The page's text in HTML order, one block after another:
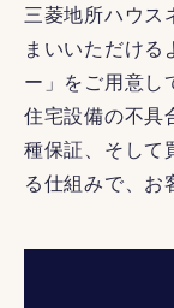
三菱地所ハウス
まいいただける
ー」をご用意し
住宅設備の不具
種保証、そして
る仕組みで、お